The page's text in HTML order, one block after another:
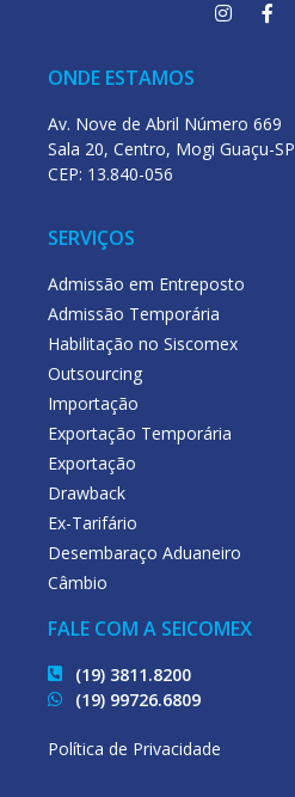
ONDE ESTAMOS
Av. Nove de Abril Número 669
Sala 20, Centro, Mogi Guaçu-SP
CEP: 13.840-056
SERVIÇOS
Admissão em Entreposto
Admissão Temporária
Habilitação no Siscomex
Outsourcing
Importação
Exportação Temporária
Exportação
Drawback
Ex-Tarifário
Desembaraço Aduaneiro
Câmbio
FALE COM A SEICOMEX
(19) 3811.8200
(19) 99726.6809
Política de Privacidade